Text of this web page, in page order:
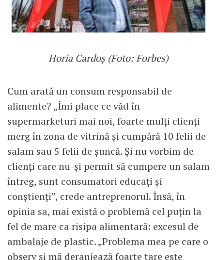
Horia Cardoș (Foto: Forbes)
Cum arată un consum responsabil de
alimente? „Îmi place ce văd în
supermarketuri mai noi, foarte mulți clienți
merg în zona de vitrină și cumpără 10 felii de
salam sau 5 felii de șuncă. Și nu vorbim de
clienți care nu-și permit să cumpere un salam
întreg, sunt consumatori educați și
conștienți”, crede antreprenorul. Însă, în
opinia sa, mai există o problemă cel puțin la
fel de mare ca risipa alimentară: excesul de
ambalaje de plastic. „Problema mea pe care o
observ și mă deranjează foarte tare este